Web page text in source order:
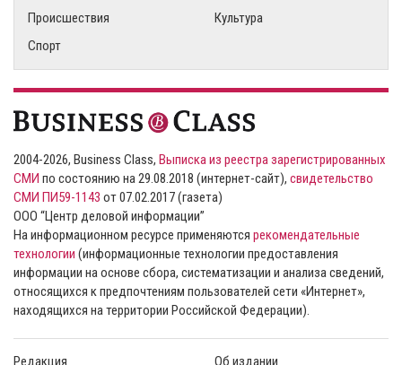
Происшествия
Культура
Спорт
2004-2026, Business Class, Выписка из реестра зарегистрированных
СМИ по состоянию на 29.08.2018 (интернет-сайт), свидетельство
СМИ ПИ59-1143 от 07.02.2017 (газета)
ООО “Центр деловой информации”
На информационном ресурсе применяются рекомендательные
технологии (информационные технологии предоставления
информации на основе сбора, систематизации и анализа сведений,
относящихся к предпочтениям пользователей сети «Интернет»,
находящихся на территории Российской Федерации).
Редакция Об издании